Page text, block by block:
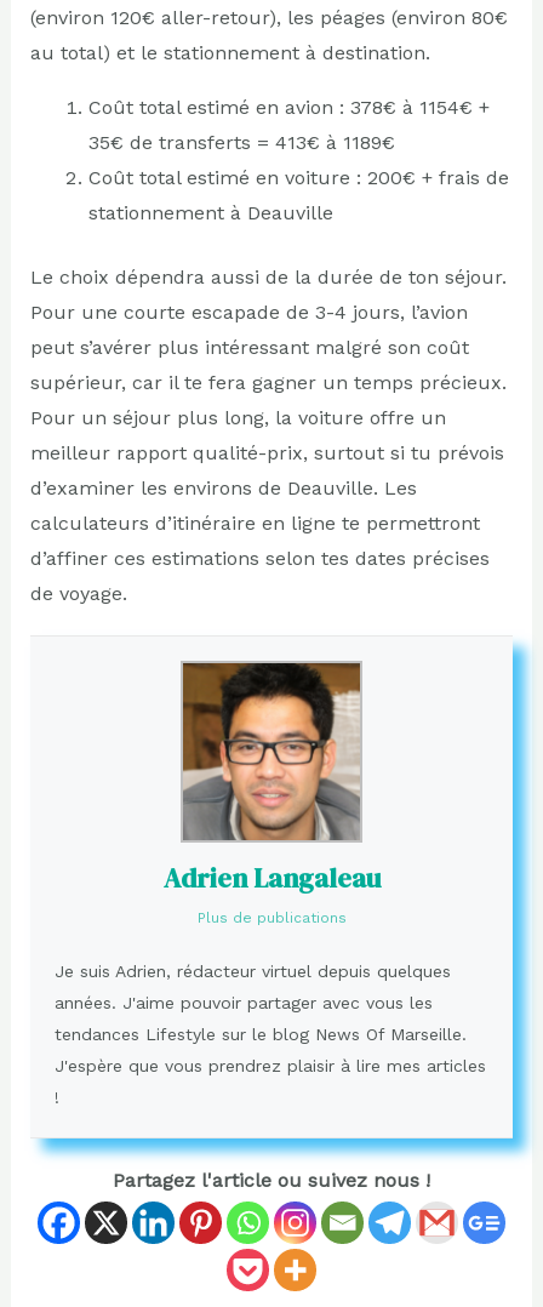
(environ 120€ aller-retour), les péages (environ 80€
au total) et le stationnement à destination.
Coût total estimé en avion : 378€ à 1154€ +
35€ de transferts = 413€ à 1189€
Coût total estimé en voiture : 200€ + frais de
stationnement à Deauville
Le choix dépendra aussi de la durée de ton séjour.
Pour une courte escapade de 3-4 jours, l’avion
peut s’avérer plus intéressant malgré son coût
supérieur, car il te fera gagner un temps précieux.
Pour un séjour plus long, la voiture offre un
meilleur rapport qualité-prix, surtout si tu prévois
d’examiner les environs de Deauville. Les
calculateurs d’itinéraire en ligne te permettront
d’affiner ces estimations selon tes dates précises
de voyage.
Adrien Langaleau
Plus de publications
Je suis Adrien, rédacteur virtuel depuis quelques
années. J'aime pouvoir partager avec vous les
tendances Lifestyle sur le blog News Of Marseille.
J'espère que vous prendrez plaisir à lire mes articles
!
Partagez l'article ou suivez nous !